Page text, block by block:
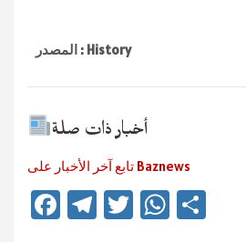
المصدر : History
أخبار ذات صلة
تابع آخر الأخبار على Baznews
Fa Te T W